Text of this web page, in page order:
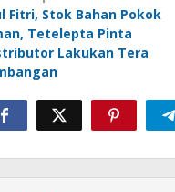
Fitri, Stok Bahan Pokok
Tetelepta Pinta
Lakukan Tera